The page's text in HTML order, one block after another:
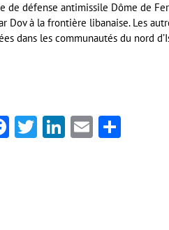
de défense antimissile Dôme de
Dov à la frontière libanaise. Les
dans les communautés du nord
Facebook
Twitter
LinkedIn
Email